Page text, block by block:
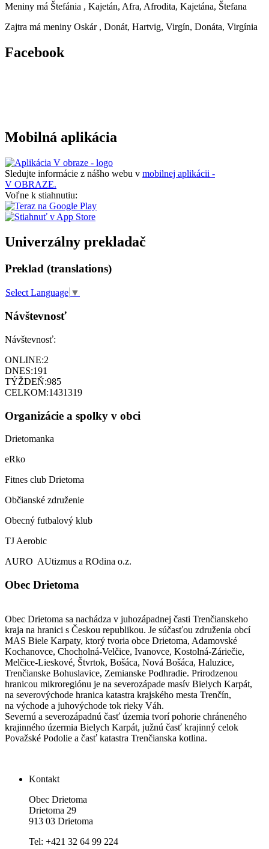
Meniny má Štefánia , Kajetán, Afra, Afrodita, Kajetána, Štefana
Zajtra má meniny Oskár , Donát, Hartvig, Virgín, Donáta, Virgínia
Facebook
Mobilná aplikácia
Sledujte informácie z nášho webu v mobilnej aplikácii -
V OBRAZE.
Voľne k stiahnutiu:
Univerzálny prekladač
Preklad (translations)
Select Language ▼
Návštevnosť
Návštevnosť:
ONLINE:2
DNES:191
TÝŽDEŇ:985
CELKOM:1431319
Organizácie a spolky v obci
Drietomanka
eRko
Fitnes club Drietoma
Občianské združenie
Obecný futbalový klub
TJ Aerobic
AURO AUtizmus a ROdina o.z.
Obec Drietoma
Obec Drietoma sa nachádza v juhozápadnej časti Trenčianskeho
kraja na hranici s Českou republikou. Je súčasťou združenia obcí
MAS Biele Karpaty, ktorý tvoria obce Drietoma, Adamovské
Kochanovce, Chocholná-Velčice, Ivanovce, Kostolná-Záriečie,
Melčice-Lieskové, Štvrtok, Bošáca, Nová Bošáca, Haluzice,
Trenčianske Bohuslavice, Zemianske Podhradie. Prirodzenou
hranicou mikroregiónu je na severozápade masív Bielych Karpát,
na severovýchode hranica katastra krajského mesta Trenčín,
na východe a juhovýchode tok rieky Váh.
Severnú a severozápadnú časť územia tvorí pohorie chráneného
krajinného úzermia Bielych Karpát, južnú časť krajinný celok
Považské Podolie a časť katastra Trenčianska kotlina.
Kontakt
Obec Drietoma
Drietoma 29
913 03 Drietoma
Tel: +421 32 64 99 224